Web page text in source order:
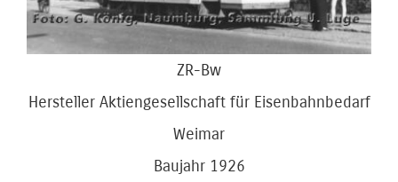
ZR-Bw
Hersteller Aktiengesellschaft für Eisenbahnbedarf
Weimar
Baujahr 1926